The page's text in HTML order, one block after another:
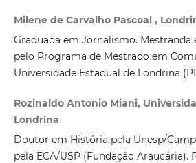
Milene de Carvalho Pascoal ,
Graduada em Jornalismo. Mestranda
pelo Programa de Mestrado em
Universidade Estadual de Londrina
Rozinaldo Antonio Miani,
Londrina
Doutor em História pela Unesp/
pela ECA/USP (Fundação Araucária).